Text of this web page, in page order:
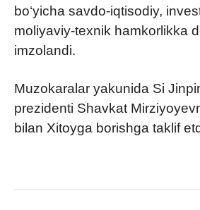
bo‘yicha savdo-iqtisodiy,
moliyaviy-texnik hamkorlikka
imzolandi.
Muzokaralar yakunida Si
prezidenti Shavkat
bilan Xitoyga borishga taklif